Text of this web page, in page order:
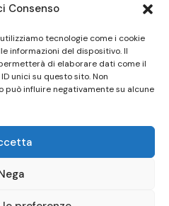
Consenso
tecnologie come i cookie
informazioni del dispositivo. Il
di elaborare dati come il
unici su questo sito. Non
può influire negativamente su alcune
di strada a Roana
e l’Orchestra popolare
ROMPIETTI SR WEB